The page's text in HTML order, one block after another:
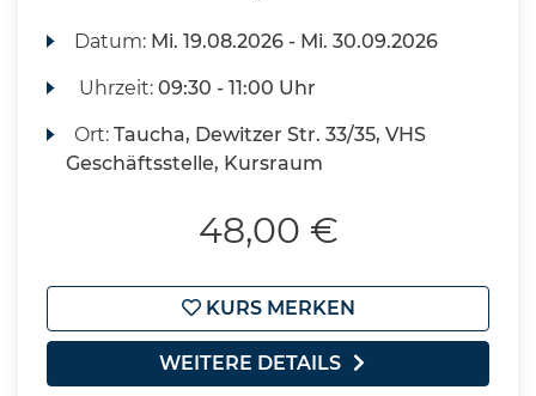
Datum: Mi. 19.08.2026 - Mi. 30.09.2026
Uhrzeit:09:30 - 11:00 Uhr
Ort:Taucha, Dewitzer Str. 33/35, VHS
Geschäftsstelle, Kursraum
48,00 €
KURS MERKEN
WEITERE DETAILS